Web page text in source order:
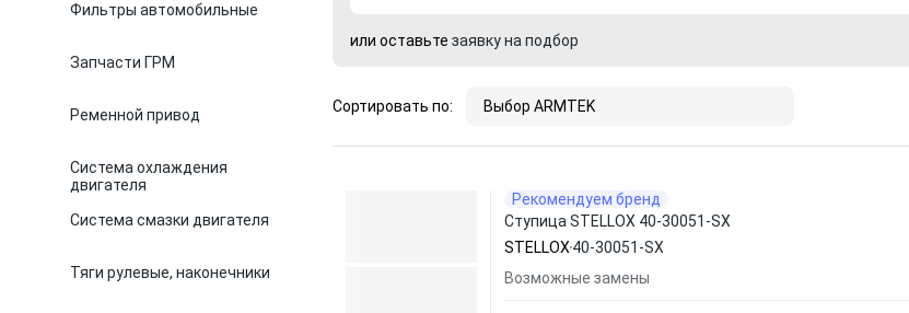
Фильтры автомобильные
Запчасти ГРМ
Ременной привод
Система охлаждения
двигателя
Система смазки двигателя
Тяги рулевые, наконечники
или оставьте заявку на подбор
Сортировать по: Выбор ARMTEK
Рекомендуем бренд
Ступица STELLOX 40-30051-SX
STELLOX 40-30051-SX
Возможные замены